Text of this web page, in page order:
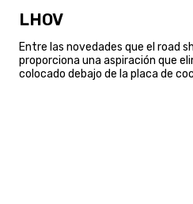
LHOV
Entre las novedades que el road
proporciona una aspiración que
colocado debajo de la placa de